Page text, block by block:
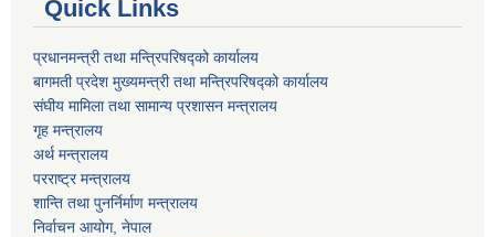
Quick Links
प्रधानमन्त्री तथा मन्त्रिपरिषद्को कार्यालय
बागमती प्रदेश मुख्यमन्त्री तथा मन्त्रिपरिषद्को कार्यालय
संघीय मामिला तथा सामान्य प्रशासन मन्त्रालय
गृह मन्त्रालय
अर्थ मन्त्रालय
परराष्ट्र मन्त्रालय
शान्ति तथा पुनर्निर्माण मन्त्रालय
निर्वाचन आयोग, नेपाल